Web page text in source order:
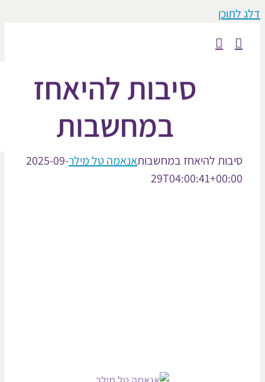
סיבות להיאחז
במחשבות
להיאחז במחשבותאנאמה טל מילר2025-09-